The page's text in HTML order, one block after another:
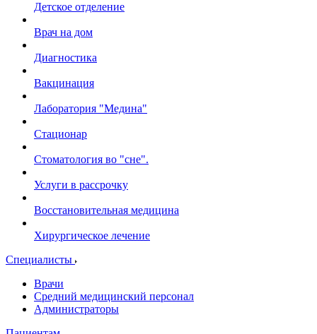
Детское отделение
Врач на дом
Диагностика
Вакцинация
Лаборатория "Медина"
Стационар
Стоматология во "сне".
Услуги в рассрочку
Восстановительная медицина
Хирургическое лечение
Специалисты
Врачи
Средний медицинский персонал
Администраторы